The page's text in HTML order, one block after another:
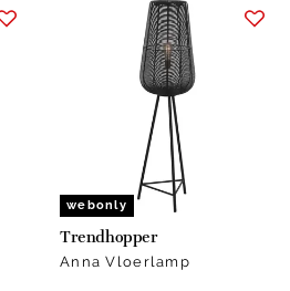
webonly
Trendhopper
Anna Vloerlamp